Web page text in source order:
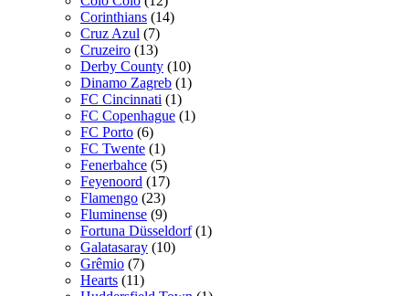
Corinthians (14)
Cruz Azul (7)
Cruzeiro (13)
Derby County (10)
Dinamo Zagreb (1)
FC Cincinnati (1)
FC Copenhague (1)
FC Porto (6)
FC Twente (1)
Fenerbahce (5)
Feyenoord (17)
Flamengo (23)
Fluminense (9)
Fortuna Düsseldorf (1)
Galatasaray (10)
Grêmio (7)
Hearts (11)